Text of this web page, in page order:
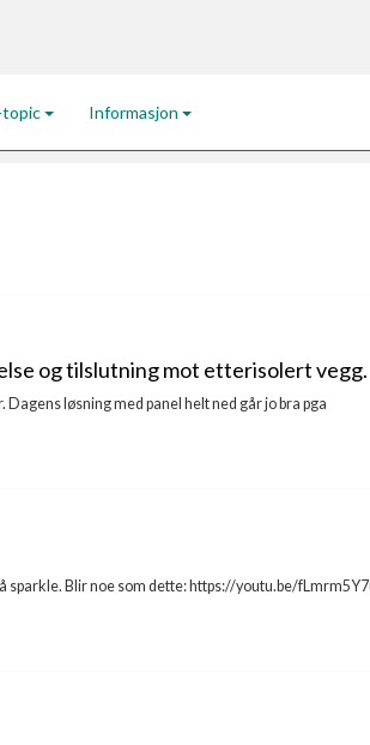
Informasjon
og tilslutning mot etterisolert vegg.
Dagens løsning med panel helt ned går jo bra pga
sparkle. Blir noe som dette: https://youtu.be/